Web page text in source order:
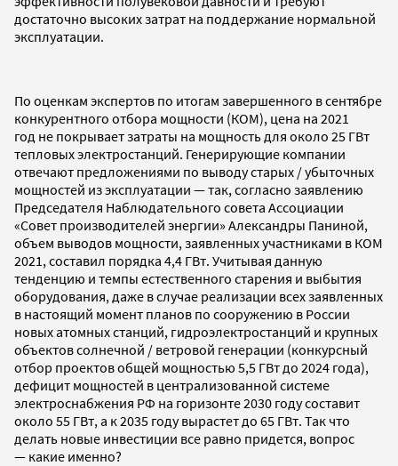
достаточно высоких затрат на поддержание нормальной
эксплуатации.
По оценкам экспертов по итогам завершенного в сентябре
конкурентного отбора мощности (КОМ), цена на 2021
год не покрывает затраты на мощность для около 25 ГВт
тепловых электростанций. Генерирующие компании
отвечают предложениями по выводу старых / убыточных
мощностей из эксплуатации — так, согласно заявлению
Председателя Наблюдательного совета Ассоциации
«Совет производителей энергии» Александры Паниной,
объем выводов мощности, заявленных участниками в КОМ
2021, составил порядка 4,4 ГВт. Учитывая данную
тенденцию и темпы естественного старения и выбытия
оборудования, даже в случае реализации всех заявленных
в настоящий момент планов по сооружению в России
новых атомных станций, гидроэлектростанций и крупных
объектов солнечной / ветровой генерации (конкурсный
отбор проектов общей мощностью 5,5 ГВт до 2024 года),
дефицит мощностей в централизованной системе
электроснабжения РФ на горизонте 2030 году составит
около 55 ГВт, а к 2035 году вырастет до 65 ГВт. Так что
делать новые инвестиции все равно придется, вопрос
— какие именно?